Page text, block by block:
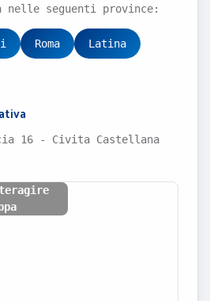
nelle seguenti province:
Roma Latina
16 - Civita Castellana